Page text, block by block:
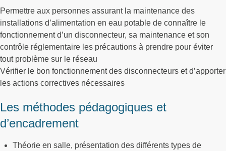
Permettre aux personnes assurant la maintenance des
installations d’alimentation en eau potable de connaître le
fonctionnement d’un disconnecteur, sa maintenance et son
contrôle réglementaire les précautions à prendre pour éviter
tout problème sur le réseau
Vérifier le bon fonctionnement des disconnecteurs et d’apporter
les actions correctives nécessaires
Les méthodes pédagogiques et
d’encadrement
Théorie en salle, présentation des différents types de